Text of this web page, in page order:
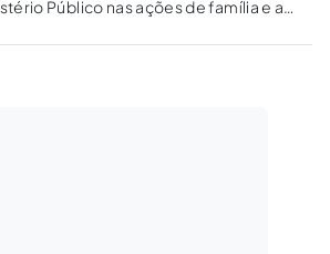
Público nas ações de família e a